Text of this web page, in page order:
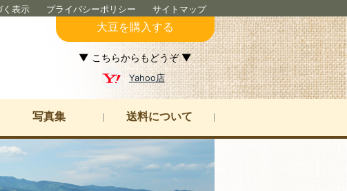
く表示 プライバシーポリシー サイトマップ
大豆を購入する
▼ こちらからもどうぞ ▼
Yahoo店
写真集 送料について